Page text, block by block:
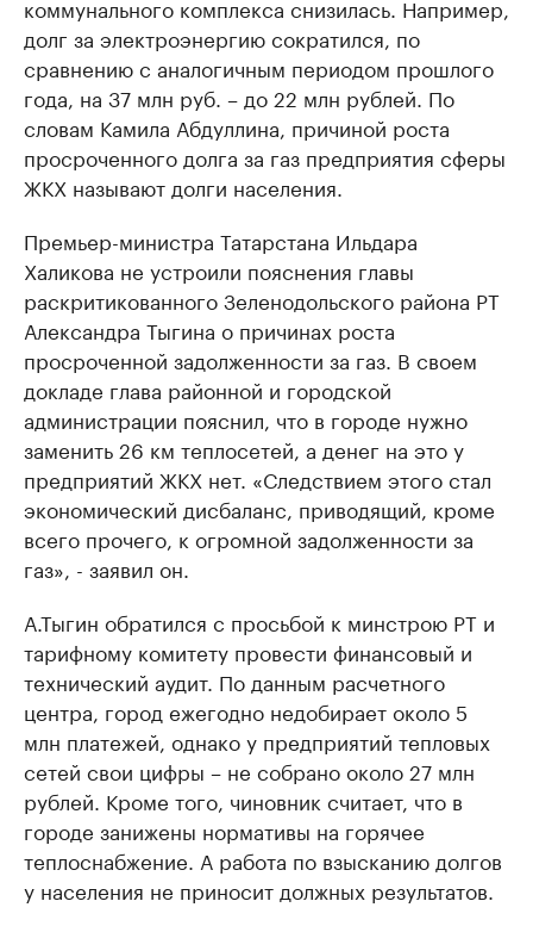
коммунального комплекса снизилась. Например,
долг за электроэнергию сократился, по
сравнению с аналогичным периодом прошлого
года, на 37 млн руб. – до 22 млн рублей. По
словам Камила Абдуллина, причиной роста
просроченного долга за газ предприятия сферы
ЖКХ называют долги населения.
Премьер-министра Татарстана Ильдара
Халикова не устроили пояснения главы
раскритикованного Зеленодольского района РТ
Александра Тыгина о причинах роста
просроченной задолженности за газ. В своем
докладе глава районной и городской
администрации пояснил, что в городе нужно
заменить 26 км теплосетей, а денег на это у
предприятий ЖКХ нет. «Следствием этого стал
экономический дисбаланс, приводящий, кроме
всего прочего, к огромной задолженности за
газ», - заявил он.
А.Тыгин обратился с просьбой к минстрою РТ и
тарифному комитету провести финансовый и
технический аудит. По данным расчетного
центра, город ежегодно недобирает около 5
млн платежей, однако у предприятий тепловых
сетей свои цифры – не собрано около 27 млн
рублей. Кроме того, чиновник считает, что в
городе занижены нормативы на горячее
теплоснабжение. А работа по взысканию долгов
у населения не приносит должных результатов.